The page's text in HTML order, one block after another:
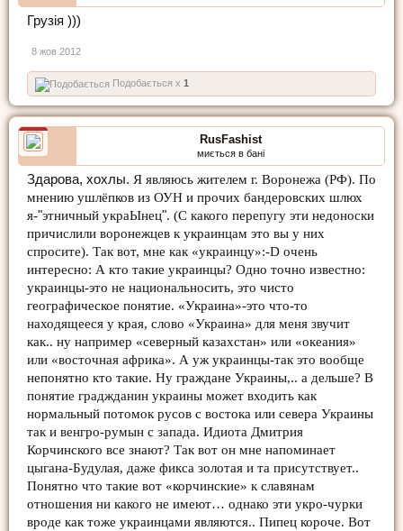
Грузія )))
8 жов 2012
Подобається x 1
RusFashist
миється в бані
Здарова, хохлы. Я являюсь жителем г. Воронежа (РФ). По
мнению ушлёпков из ОУН и прочих бандеровских шлюх
я-"этничный украЫнец". (С какого перепугу эти недоноски
причислили воронежцев к украинцам это вы у них
спросите). Так вот, мне как «украинцу»:-D очень
интересно: А кто такие украинцы? Одно точно известно:
украинцы-это не национальносить, это чисто
географическое понятие. «Украина»-это что-то
находящееся у края, слово «Украина» для меня звучит
как.. ну например «северный казахстан» или «океания»
или «восточная африка». А уж украинцы-так это вообще
непонятно кто такие. Ну граждане Украины,.. а дельше? В
понятие граджданин украины может входить как
нормальный потомок русов с востока или севера Украины
так и венгро-румын с запада. Идиота Дмитрия
Корчинского все знают? Так вот он мне напоминает
цыгана-Будулая, даже фикса золотая и та присутствует..
Понятно что такие вот «корчинские» к славянам
отношения ни какого не имеют… однако эти укро-чурки
вроде как тоже украинцами являются.. Пипец короче. Вот